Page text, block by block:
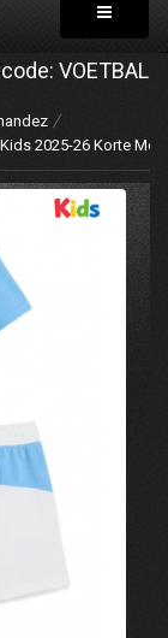
VOETBAL
2025-26 Korte